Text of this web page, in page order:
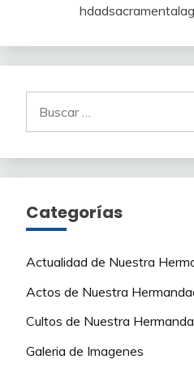
Categorías
Actualidad de Nuestra
Actos de Nuestra
Cultos de Nuestra
Galeria de Imagenes